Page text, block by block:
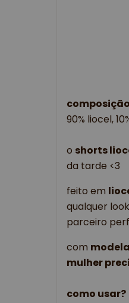
90% liocel,
o shorts
da tarde <3
feito em
qualquer
parceiro
com
mulher
como usar?